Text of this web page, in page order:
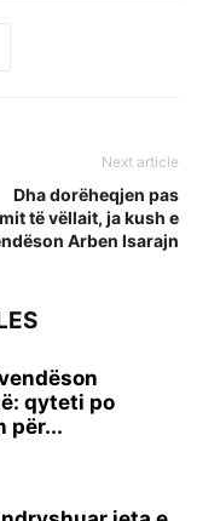
Next article
Dha dorëheqjen pas
të vëllait, ja kush e
Arben Isarajn
qyteti po
për...